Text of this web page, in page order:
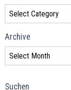
Archive
Suchen